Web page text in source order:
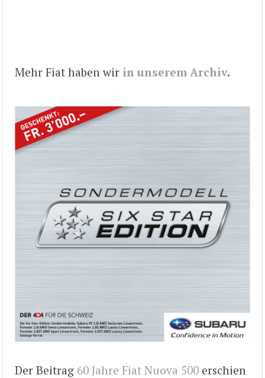
Mehr Fiat haben wir in unserem Archiv.
Der Beitrag 60 Jahre Fiat Nuova 500 erschien